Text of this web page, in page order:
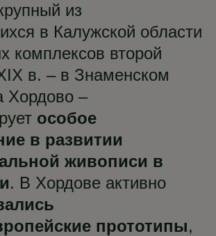
из
в Калужской области
комплексов второй
в. – в Знаменском
Хордово –
особое
в развитии
живописи в
. В Хордове активно
прототипы,